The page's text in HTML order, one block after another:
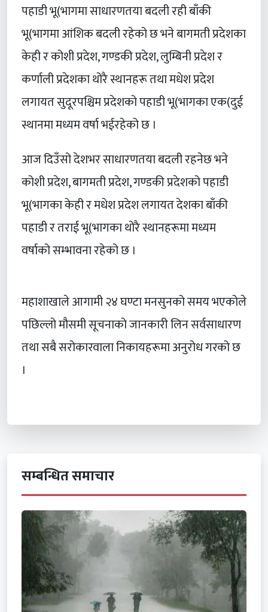
पहाडी भू(भागमा साधारणतया बदली रही बाँकी
भू(भागमा आंशिक बदली रहेको छ भने बागमती प्रदेशका
केही र कोशी प्रदेश, गण्डकी प्रदेश, लुम्बिनी प्रदेश र
कर्णाली प्रदेशका थोरै स्थानहरू तथा मधेश प्रदेश
लगायत सुदूरपश्चिम प्रदेशको पहाडी भू(भागका एक(दुई
स्थानमा मध्यम वर्षा भईरहेको छ ।
आज दिउँसो देशभर साधारणतया बदली रहनेछ भने
कोशी प्रदेश, बागमती प्रदेश, गण्डकी प्रदेशको पहाडी
भू(भागका केही र मधेश प्रदेश लगायत देशका बाँकी
पहाडी र तराई भू(भागका थोरै स्थानहरूमा मध्यम
वर्षाको सम्भावना रहेको छ ।
महाशाखाले आगामी २४ घण्टा मनसुनको समय भएकोले
पछिल्लो मौसमी सूचनाको जानकारी लिन सर्वसाधारण
तथा सबै सरोकारवाला निकायहरूमा अनुरोध गरको छ
।
सम्बन्धित समाचार